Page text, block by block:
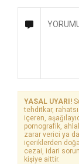
YASAL UYARI!
tehditkar,
içeren,
pornografik,
zarar verici ya
içeriklerden
cezai, idari
kişiye aittir.